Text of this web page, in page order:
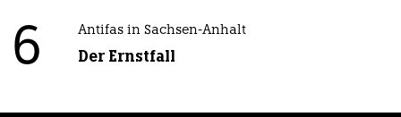
6 Antifas in Sachsen-Anhalt
Der Ernstfall